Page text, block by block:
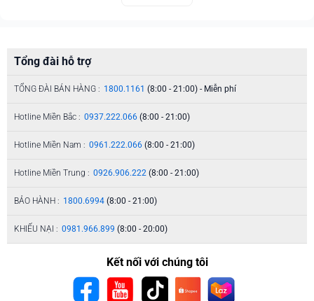
Tổng đài hỗ trợ
TỔNG ĐÀI BÁN HÀNG : 1800.1161 (8:00 - 21:00) - Miễn phí
Hotline Miền Bắc : 0937.222.066 (8:00 - 21:00)
Hotline Miền Nam : 0961.222.066 (8:00 - 21:00)
Hotline Miền Trung : 0926.906.222 (8:00 - 21:00)
BẢO HÀNH : 1800.6994 (8:00 - 21:00)
KHIẾU NẠI : 0981.966.899 (8:00 - 20:00)
Kết nối với chúng tôi